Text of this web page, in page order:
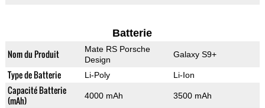
Batterie
Nom du Produit
Mate RS Porsche
Design
Galaxy S9+
Type de Batterie Li-Poly Li-Ion
Capacité Batterie
(mAh)
4000 mAh 3500 mAh